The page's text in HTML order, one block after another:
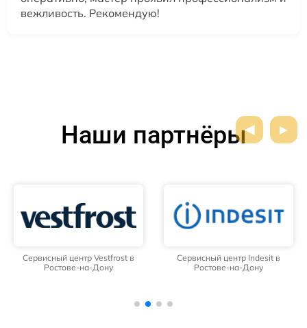
вежливость. Рекомендую!
Наши партнёры
Сервисный центр Vestfrost в
Ростове-на-Дону
Сервисный центр Indesit в
Ростове-на-Дону